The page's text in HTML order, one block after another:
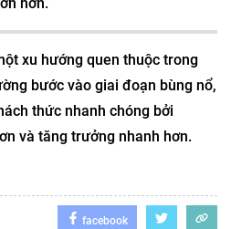
xu hướng quen thuộc trong
bước vào giai đoạn bùng nổ,
thức nhanh chóng bởi
và tăng trưởng nhanh hơn.
facebook